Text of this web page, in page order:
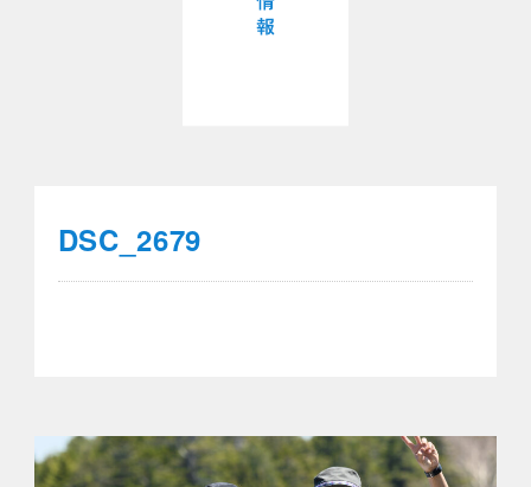
DSC_2679